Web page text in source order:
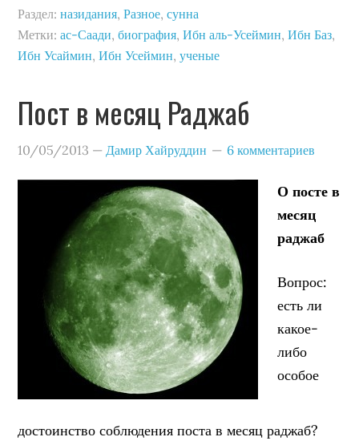
Раздел:назидания,Разное,сунна
Метки:ас-Саади,биография,Ибн аль-Усеймин,Ибн Баз,
Ибн Усаймин,Ибн Усеймин,ученые
Пост в месяц Раджаб
10/05/2013 —Дамир Хайруддин 6 комментариев
О посте в
месяц
раджаб
Вопрос:
есть ли
какое-
либо
особое
достоинство соблюдения поста в месяц раджаб?